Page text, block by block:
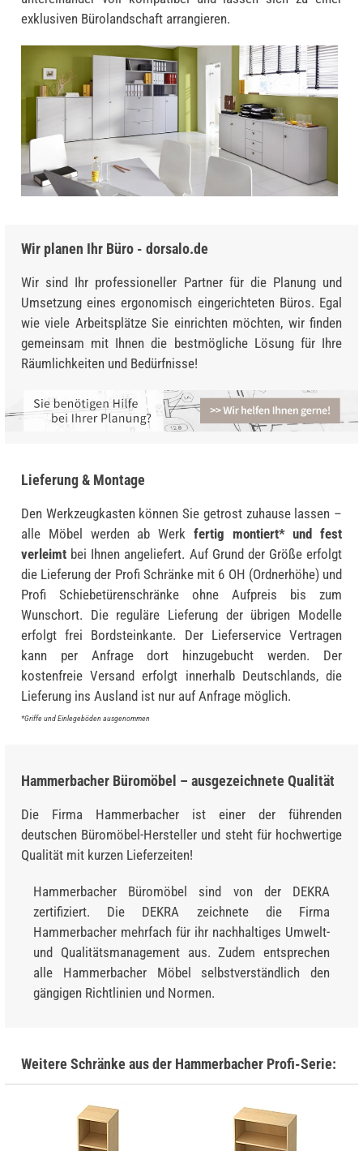
exklusiven Bürolandschaft arrangieren.
Wir planen Ihr Büro - dorsalo.de
Wir sind Ihr professioneller Partner für die Planung und
Umsetzung eines ergonomisch eingerichteten Büros. Egal
wie viele Arbeitsplätze Sie einrichten möchten, wir finden
gemeinsam mit Ihnen die bestmögliche Lösung für Ihre
Räumlichkeiten und Bedürfnisse!
Lieferung & Montage
Den Werkzeugkasten können Sie getrost zuhause lassen –
alle Möbel werden ab Werk fertig montiert* und fest
verleimt bei Ihnen angeliefert. Auf Grund der Größe erfolgt
die Lieferung der Profi Schränke mit 6 OH (Ordnerhöhe) und
Profi Schiebetürenschränke ohne Aufpreis bis zum
Wunschort. Die reguläre Lieferung der übrigen Modelle
erfolgt frei Bordsteinkante. Der Lieferservice Vertragen
kann per Anfrage dort hinzugebucht werden. Der
kostenfreie Versand erfolgt innerhalb Deutschlands, die
Lieferung ins Ausland ist nur auf Anfrage möglich.
*Griffe und Einlegeböden ausgenommen
Hammerbacher Büromöbel – ausgezeichnete Qualität
Die Firma Hammerbacher ist einer der führenden
deutschen Büromöbel-Hersteller und steht für hochwertige
Qualität mit kurzen Lieferzeiten!
Hammerbacher Büromöbel sind von der DEKRA
zertifiziert. Die DEKRA zeichnete die Firma
Hammerbacher mehrfach für ihr nachhaltiges Umwelt-
und Qualitätsmanagement aus. Zudem entsprechen
alle Hammerbacher Möbel selbstverständlich den
gängigen Richtlinien und Normen.
Weitere Schränke aus der Hammerbacher Profi-Serie: